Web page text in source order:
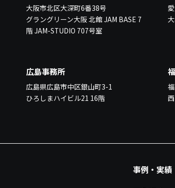
大阪市北区大深町6番38号
グラングリーン大阪 北館 JAM BASE 7
階 JAM-STUDIO 707号室
広島事務所
広島県広島市中区銀山町3-1
ひろしまハイビル21 16階
事例・実績